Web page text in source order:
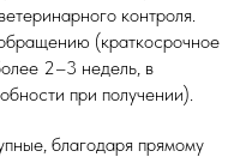
контроля.
(краткосрочное
2–3 недель, в
при получении).
благодаря прямому